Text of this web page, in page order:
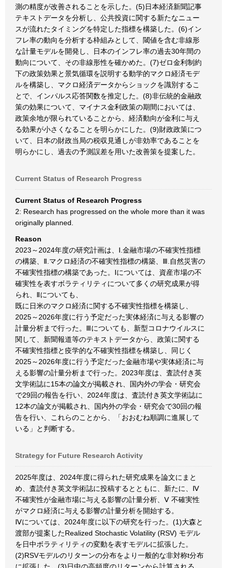
測の精度が改善されることを示した。(5)日本経済新聞記事
テキストデータを分析し、公共投資に関する新たなニュー
スが流れたタイミングを特定した指標を構築した。(6)イン
フレ率の動向を分析する枠組みとして、閾値を含む非線形
な計量モデルを開発し、日本のインフレ率の過去30年間の
動向について、その非線形性を確かめた。(7)ゼロ金利制約
下の政策効果と景気循環を説明する動学的マクロ経済モデ
ルを構築し、マクロ経済データからショックを識別するこ
とで、インパルス応答関数を推定した。(8)非伝統的金融政
策の効果について、マイナス金利政策の期間においては、
政策余地が限られていることから、経済動向が金利に与え
る効果が小さくなることを明らかにした。(9)財政政策につ
いて、日本の財政当局の税収見通しが非効率であることを
明らかにし、過去の予測誤差を用いた改善策を提案した。
Current Status of Research Progress
Current Status of Research Progress
2: Research has progressed on the whole more than it was
originally planned.
Reason
2023～2024年度の研究計画は、Ⅰ.金融市場の不確実性指標
の構築、Ⅱ.マクロ経済の不確実性指標の構築、Ⅲ.自然災害の
不確実性指標の構築であった。Ⅰについては、資産市場の不
確実性を表すボラティリティについて多くの研究成果が得
られ、Ⅱについても、
既に日米のマクロ経済に関する不確実性指標を構築し、
2025～2026年度に行う予定だった実体経済に与える影響の
計量分析まで行った。Ⅲについても、新型コロナウイルスに
関して、新聞報道等のテキストデータから、政策に関する
不確実性指標と疫学的な不確実性指標を構築し、同じく
2025～2026年度に行う予定だった金融市場や実体経済に与
える影響の計量分析まで行った。2023年度は、査読付き英
文学術誌に15本の論文が掲載され、国内外の学会・研究会
で29回の報告を行い、2024年度は、査読付き英文学術誌に
12本の論文が掲載され、国内外の学会・研究会で30回の報
告を行い、これらのことから、「おおむね順調に進展して
いる」と判断する。
Strategy for Future Research Activity
2025年度は、2024年度に得られた研究成果を論文にまと
め、査読付き英文学術誌に投稿するとともに、新たに、Ⅳ
不確実性が金融市場に与える影響の計量分析、Ⅴ 不確実性
がマクロ経済に与える影響の計量分析を開始する。
Ⅳについては、2024年度に以下の研究を行った。(1)大森と
渡部が提案したRealized Stochastic Volatility (RSV) モデル
を日中ボラティリティの変動を表すモデルに拡張した。
(2)RSVモデルのリターンの分布をより一般的な非対称t分布